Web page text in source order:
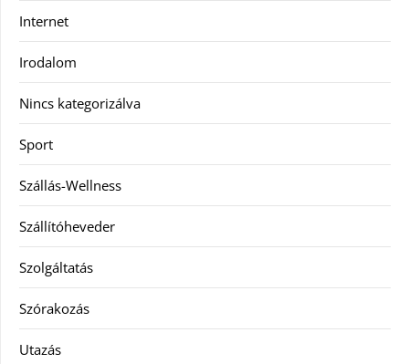
Internet
Irodalom
Nincs kategorizálva
Sport
Szállás-Wellness
Szállítóheveder
Szolgáltatás
Szórakozás
Utazás